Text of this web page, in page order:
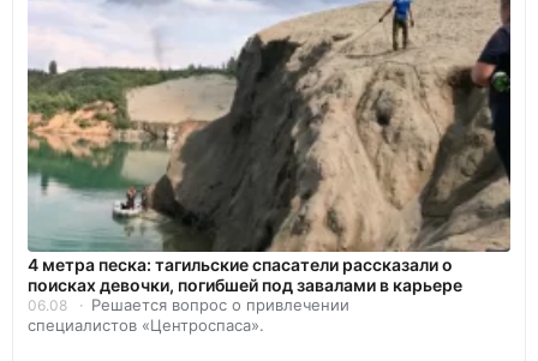
4 метра песка: тагильские спасатели рассказали о
поисках девочки, погибшей под завалами в карьере
06.08
Решается вопрос о привлечении
специалистов «Центроспаса».